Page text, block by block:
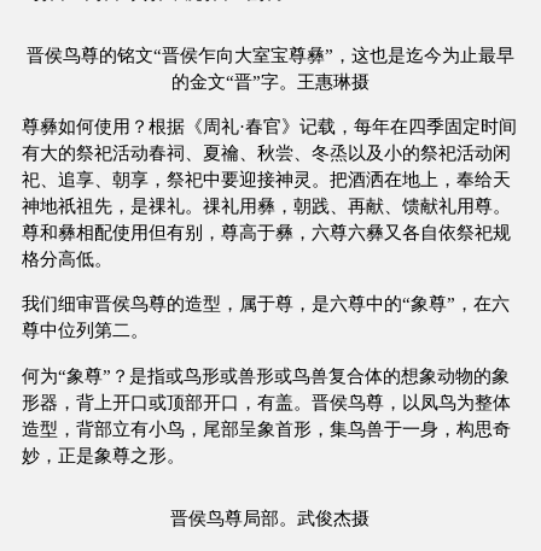
晋侯鸟尊的铭文“晋侯乍向大室宝尊彝”，这也是迄今为止最早
的金文“晋”字。王惠琳摄
尊彝如何使用？根据《周礼·春官》记载，每年在四季固定时间
有大的祭祀活动春祠、夏禴、秋尝、冬烝以及小的祭祀活动闲
祀、追享、朝享，祭祀中要迎接神灵。把酒洒在地上，奉给天
神地祇祖先，是祼礼。祼礼用彝，朝践、再献、馈献礼用尊。
尊和彝相配使用但有别，尊高于彝，六尊六彝又各自依祭祀规
格分高低。
我们细审晋侯鸟尊的造型，属于尊，是六尊中的“象尊”，在六
尊中位列第二。
何为“象尊”？是指或鸟形或兽形或鸟兽复合体的想象动物的象
形器，背上开口或顶部开口，有盖。晋侯鸟尊，以凤鸟为整体
造型，背部立有小鸟，尾部呈象首形，集鸟兽于一身，构思奇
妙，正是象尊之形。
晋侯鸟尊局部。武俊杰摄